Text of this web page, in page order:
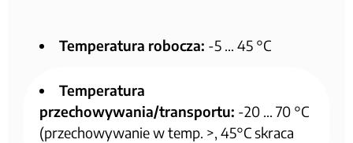
Temperatura robocza: -5 … 45 °C
Temperatura
przechowywania/transportu: -20 … 70 °C
(przechowywanie w temp. >, 45°C skraca